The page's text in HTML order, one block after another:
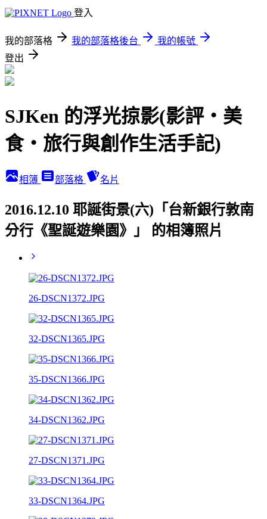
登入
我的部落格 我的部落格後台
我的帳號
登出
SJKen 的浮光掠影(影評‧美
食‧旅行與創作生活手記)
相簿 部落格 名片
2016.12.10 耶誕街景(六)「台新銀行敦南
分行《聖誕遊樂園》」 的相簿照片
26-DSCN1372.JPG
32-DSCN1365.JPG
35-DSCN1366.JPG
34-DSCN1362.JPG
27-DSCN1371.JPG
33-DSCN1364.JPG